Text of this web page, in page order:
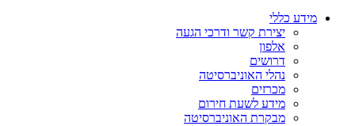
מידע כללי
יצירת קשר ודרכי הגעה
אלפון
דרושים
נהלי האוניברסיטה
מכרזים
מידע לשעת חירום
מבקרת האוניברסיטה